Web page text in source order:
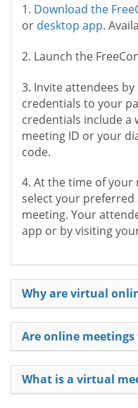
1. Download the
or desktop app.
2. Launch the
3. Invite attendees
credentials to your
credentials include a
meeting ID or your
code.
4. At the time of your
select your
meeting. Your
app or by visiting
Why are virtual
Are online meetings
What is a virtual